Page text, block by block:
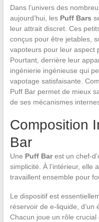
Dans l’univers des
aujourd’hui, les Puff Bars
leur attrait discret. Ces
conçus pour être jetables,
vapoteurs pour leur aspect
Pourtant, derrière leur
ingénierie ingénieuse qui
vapotage satisfaisante.
Puff Bar permet de mieux
de ses mécanismes
Composition
Bar
Une Puff Barest un chef-
simplicité. À l’intérieur, elle
travaillent ensemble pour
Le dispositif est
réservoir de e-liquide, d’un
Chacun joue un rôle